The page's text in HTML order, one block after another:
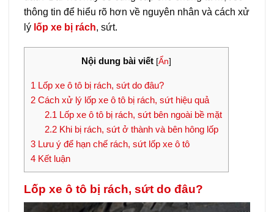
thông tin để hiểu rõ hơn về nguyên nhân và cách xử
lý lốp xe bị rách, sứt.
Nội dung bài viết [Ẩn]
1 Lốp xe ô tô bị rách, sứt do đâu?
2 Cách xử lý lốp xe ô tô bị rách, sứt hiệu quả
2.1 Lốp xe ô tô bị rách, sứt bên ngoài bề mặt
2.2Khi bị rách, sứt ở thành và bên hông lốp
3 Lưu ý để hạn chế rách, sứt lốp xe ô tô
4 Kết luận
Lốp xe ô tô bị rách, sứt do đâu?